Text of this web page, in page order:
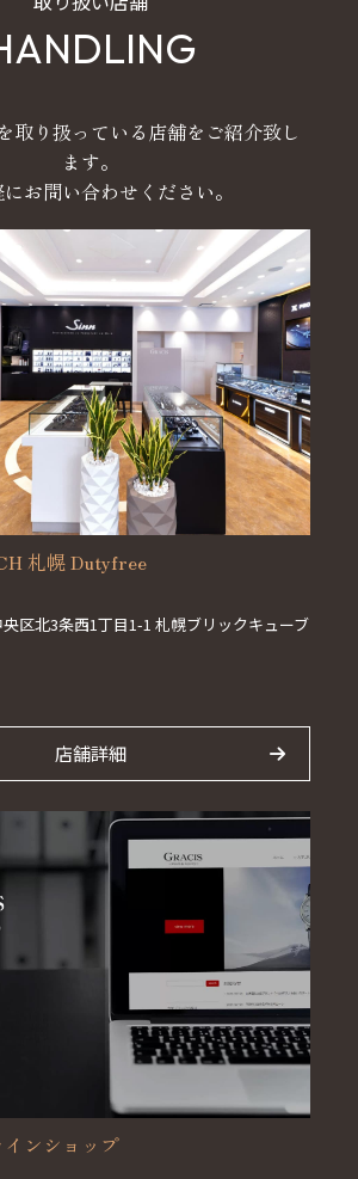
取り扱っている店舗をご紹介致し
ます。
お問い合わせください。
札幌 Dutyfree
区北3条西1丁目1-1 札幌ブリックキューブ
店舗詳細
ンショップ